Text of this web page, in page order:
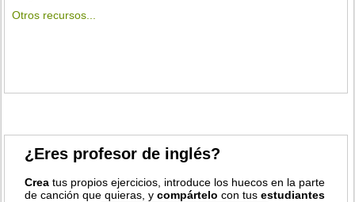
Otros recursos...
¿Eres profesor de inglés?
Crea tus propios ejercicios, introduce los huecos en la parte
de canción que quieras, ycompártelo con tusestudiantes